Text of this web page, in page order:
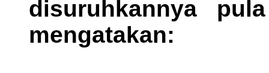
disuruhkannya
mengatakan: